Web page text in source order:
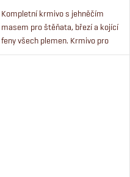
Kompletní krmivo s jehněčím
masem pro štěňata, březí a kojící
feny všech plemen. Krmivo pro
štěňata je vhodné pro malé,